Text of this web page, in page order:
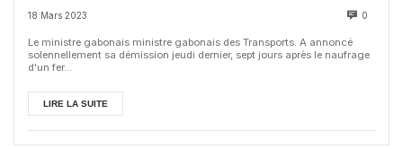
18 Mars 2023 0
Le ministre gabonais ministre gabonais des Transports. A annoncé
solennellement sa démission jeudi dernier, sept jours après le naufrage
d'un fer...
LIRE LA SUITE